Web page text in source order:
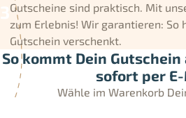
Gutscheine sind praktisch. Mit
zum Erlebnis! Wir garantieren: So
Gutschein verschenkt.
So kommt Dein
sofort per
Wähle im Warenkorb